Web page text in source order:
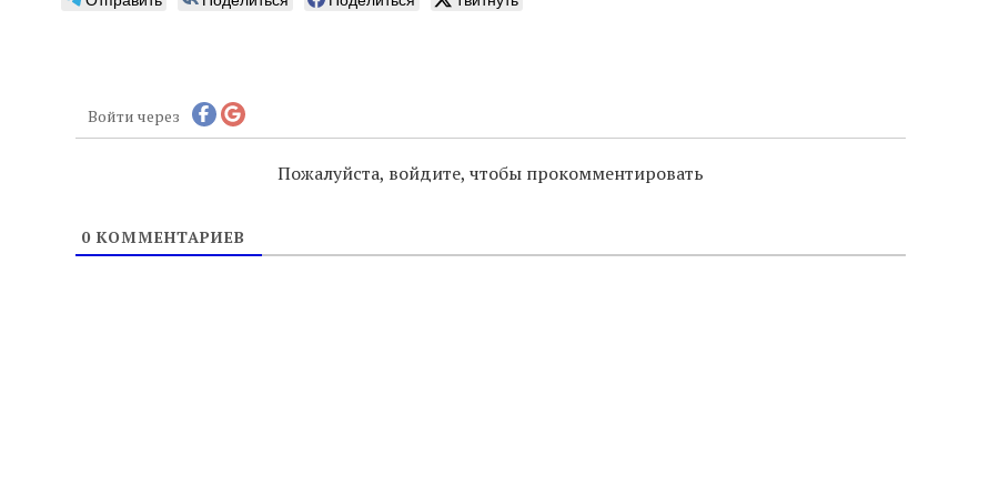
Войти через
Пожалуйста, войдите, чтобы прокомментировать
0КОММЕНТАРИЕВ